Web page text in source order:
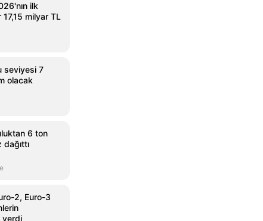
ilk
17,15 milyar TL
seviyesi 7
olacak
6 ton
2, Euro-3
verdi